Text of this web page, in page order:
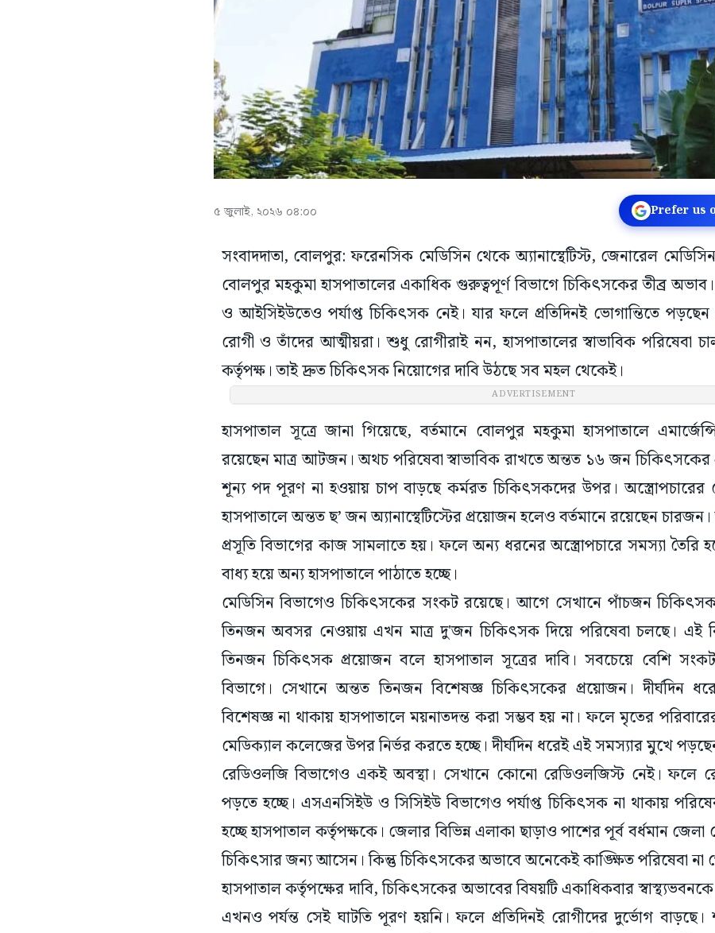
৫ জুলাই, ২০২৬ ০৪:০০ Prefer us
সংবাদদাতা, বোলপুর: ফরেনসিক মেডিসিন থেকে অ্যানাস্থেটিস্ট, জেনারেল
বোলপুর মহকুমা হাসপাতালের একাধিক গুরুত্বপূর্ণ বিভাগে চিকিৎসকের তীব্র
ও আইসিইউতেও পর্যাপ্ত চিকিৎসক নেই। যার ফলে প্রতিদিনই ভোগান্তিতে
রোগী ও তাঁদের আত্মীয়রা। শুধু রোগীরাই নন, হাসপাতালের স্বাভাবিক পরিষেবা
কর্তৃপক্ষ। তাই দ্রুত চিকিৎসক নিয়োগের দাবি উঠছে সব মহল থেকেই।
ADVERTISEMENT
হাসপাতাল সূত্রে জানা গিয়েছে, বর্তমানে বোলপুর মহকুমা হাসপাতালে
রয়েছেন মাত্র আটজন। অথচ পরিষেবা স্বাভাবিক রাখতে অন্তত ১৬ জন চিকিৎসকের
শূন্য পদ পূরণ না হওয়ায় চাপ বাড়ছে কর্মরত চিকিৎসকদের উপর। অস্ত্রোপচারের
হাসপাতালে অন্তত ছ’ জন অ্যানাস্থেটিস্টের প্রয়োজন হলেও বর্তমানে রয়েছেন
প্রসূতি বিভাগের কাজ সামলাতে হয়। ফলে অন্য ধরনের অস্ত্রোপচারে সমস্যা তৈরি
বাধ্য হয়ে অন্য হাসপাতালে পাঠাতে হচ্ছে।
মেডিসিন বিভাগেও চিকিৎসকের সংকট রয়েছে। আগে সেখানে পাঁচজন
তিনজন অবসর নেওয়ায় এখন মাত্র দু'জন চিকিৎসক দিয়ে পরিষেবা চলছে।
তিনজন চিকিৎসক প্রয়োজন বলে হাসপাতাল সূত্রের দাবি। সবচেয়ে বেশি
বিভাগে। সেখানে অন্তত তিনজন বিশেষজ্ঞ চিকিৎসকের প্রয়োজন। দীর্ঘদিন
বিশেষজ্ঞ না থাকায় হাসপাতালে ময়নাতদন্ত করা সম্ভব হয় না। ফলে মৃতের
মেডিক্যাল কলেজের উপর নির্ভর করতে হচ্ছে। দীর্ঘদিন ধরেই এই সমস্যার মুখে
রেডিওলজি বিভাগেও একই অবস্থা। সেখানে কোনো রেডিওলজিস্ট নেই। ফলে
পড়তে হচ্ছে। এসএনসিইউ ও সিসিইউ বিভাগেও পর্যাপ্ত চিকিৎসক না থাকায়
হচ্ছে হাসপাতাল কর্তৃপক্ষকে। জেলার বিভিন্ন এলাকা ছাড়াও পাশের পূর্ব বর্ধমান
চিকিৎসার জন্য আসেন। কিন্তু চিকিৎসকের অভাবে অনেকেই কাঙ্ক্ষিত পরিষেবা না
হাসপাতাল কর্তৃপক্ষের দাবি, চিকিৎসকের অভাবের বিষয়টি একাধিকবার
এখনও পর্যন্ত সেই ঘাটতি পূরণ হয়নি। ফলে প্রতিদিনই রোগীদের দুর্ভোগ বাড়ছে।